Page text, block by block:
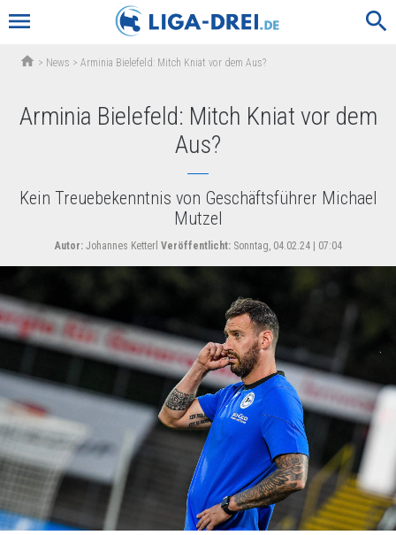
menu search
home > News >Arminia Bielefeld: Mitch Kniat vor dem Aus?
Arminia Bielefeld: Mitch Kniat vor dem
Aus?
Kein Treuebekenntnis von Geschäftsführer Michael
Mutzel
Autor:Johannes Ketterl Veröffentlicht:Sonntag, 04.02.24 | 07:04